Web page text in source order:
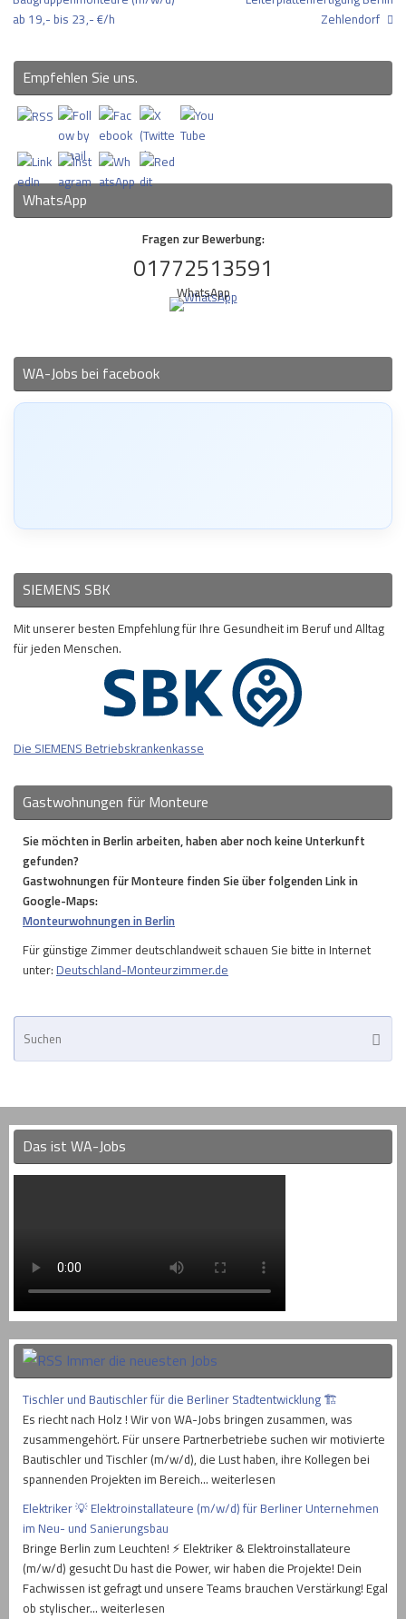
ab 19,- bis 23,- €/h
Zehlendorf
Empfehlen Sie uns.
WhatsApp
Fragen zur Bewerbung:
01772513591
WhatsApp
WA-Jobs bei facebook
SIEMENS SBK
Mit unserer besten Empfehlung für Ihre Gesundheit im Beruf und Alltag
für jeden Menschen.
Die SIEMENS Betriebskrankenkasse
Gastwohnungen für Monteure
Sie möchten in Berlin arbeiten, haben aber noch keine Unterkunft
gefunden?
Gastwohnungen für Monteure finden Sie über folgenden Link in
Google-Maps:
Monteurwohnungen in Berlin
Für günstige Zimmer deutschlandweit schauen Sie bitte in Internet
unter: Deutschland-Monteurzimmer.de
Das ist WA-Jobs
Immer die neuesten Jobs
Tischler und Bautischler für die Berliner Stadtentwicklung 🏗
Es riecht nach Holz ! Wir von WA-Jobs bringen zusammen, was
zusammengehört. Für unsere Partnerbetriebe suchen wir motivierte
Bautischler und Tischler (m/w/d), die Lust haben, ihre Kollegen bei
spannenden Projekten im Bereich… weiterlesen
Elektriker 💡 Elektroinstallateure (m/w/d) für Berliner Unternehmen
im Neu- und Sanierungsbau
Bringe Berlin zum Leuchten! ⚡ Elektriker & Elektroinstallateure
(m/w/d) gesucht Du hast die Power, wir haben die Projekte! Dein
Fachwissen ist gefragt und unsere Teams brauchen Verstärkung! Egal
ob stylischer… weiterlesen